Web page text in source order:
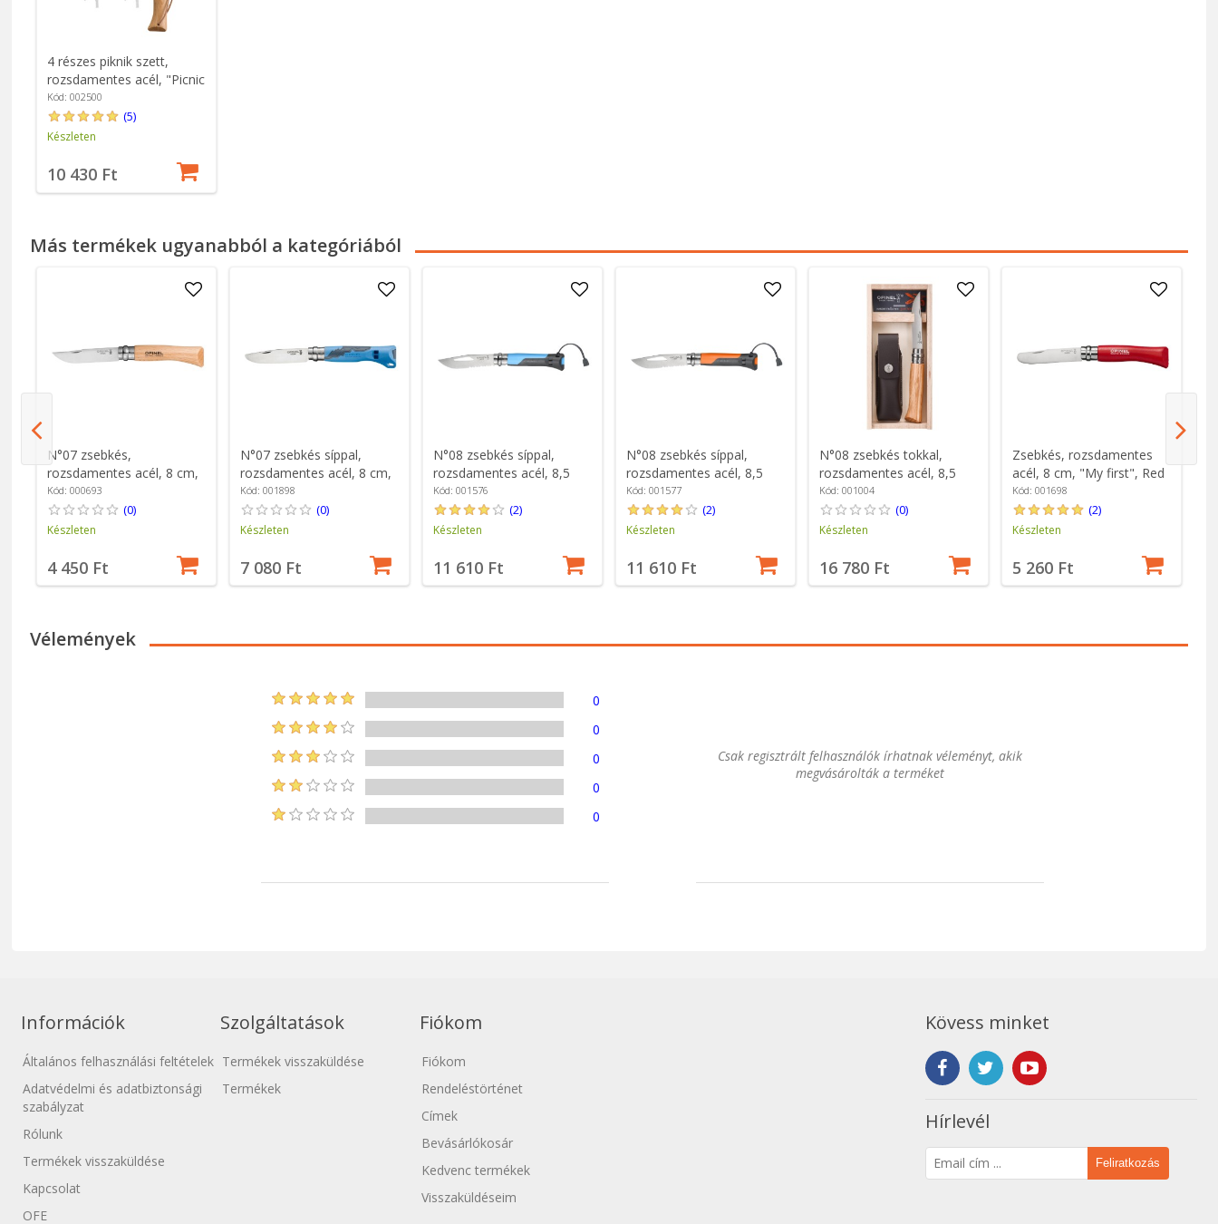
4 részes piknik szett,
rozsdamentes acél, "Picnic
Plus" - Opinel
Kód: 002500
(5)
Készleten
10 430 Ft
Más termékek ugyanabból a kategóriából
N°07 zsebkés,
rozsdamentes acél, 8 cm,
"Tradition Inox" - Opinel
Kód: 000693
(0)
Készleten
4 450 Ft
N°07 zsebkés síppal,
rozsdamentes acél, 8 cm,
"Outdoor Junior", Blue -
Opinel
Kód: 001898
(0)
Készleten
7 080 Ft
N°08 zsebkés síppal,
rozsdamentes acél, 8,5
cm, "Outdoor", Soft Blue -
Opinel
Kód: 001576
(2)
Készleten
11 610 Ft
N°08 zsebkés síppal,
rozsdamentes acél, 8,5
cm, "Outdoor", Soft
Orange - Opinel
Kód: 001577
(2)
Készleten
11 610 Ft
N°08 zsebkés tokkal,
rozsdamentes acél, 8,5
cm, "Tradition Luxe", Olive
- Opinel
Kód: 001004
(0)
Készleten
16 780 Ft
Zsebkés, rozsdamentes
acél, 8 cm, "My first", Red
- Opinel
Kód: 001698
(2)
Készleten
5 260 Ft
Vélemények
0
0
0
0
0
Csak regisztrált felhasználók írhatnak véleményt, akik
megvásárolták a terméket
Információk
Általános felhasználási feltételek
Adatvédelmi és adatbiztonsági
szabályzat
Rólunk
Termékek visszaküldése
Kapcsolat
OFE
Szolgáltatások
Termékek visszaküldése
Termékek
Fiókom
Fiókom
Rendeléstörténet
Címek
Bevásárlókosár
Kedvenc termékek
Visszaküldéseim
Kövess minket
Hírlevél
Feliratkozás